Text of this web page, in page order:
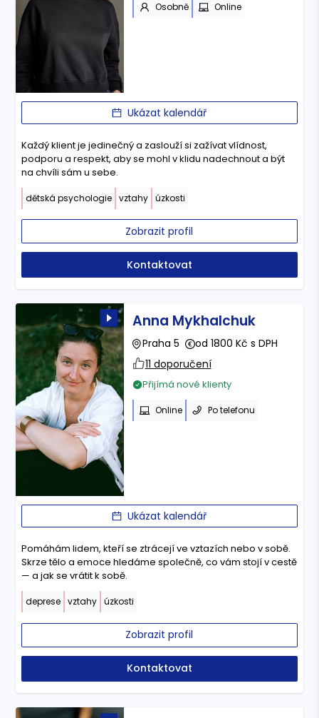
Osobně Online
Ukázat kalendář
Každý klient je jedinečný a zaslouží si zažívat vlídnost,
podporu a respekt, aby se mohl v klidu nadechnout a být
na chvíli sám u sebe.
dětská psychologie vztahy úzkosti
Zobrazit profil
Kontaktovat
Anna Mykhalchuk
Praha 5
od 1800 Kč s DPH
11 doporučení
Přijímá nové klienty
Online Po telefonu
Ukázat kalendář
Pomáhám lidem, kteří se ztrácejí ve vztazích nebo v sobě.
Skrze tělo a emoce hledáme společně, co vám stojí v cestě
— a jak se vrátit k sobě.
deprese vztahy úzkosti
Zobrazit profil
Kontaktovat